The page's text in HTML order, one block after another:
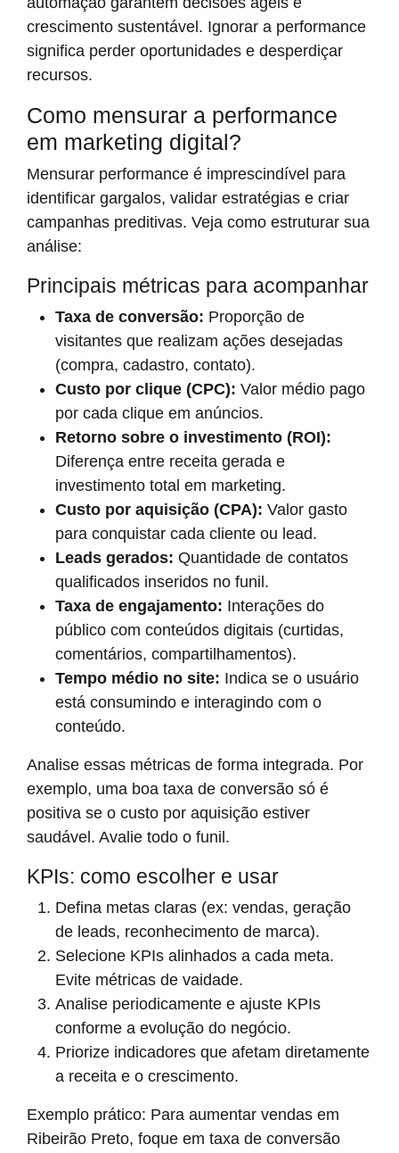
crescimento sustentável. Ignorar a performance
significa perder oportunidades e desperdiçar
recursos.
Como mensurar a performance
em marketing digital?
Mensurar performance é imprescindível para
identificar gargalos, validar estratégias e criar
campanhas preditivas. Veja como estruturar sua
análise:
Principais métricas para acompanhar
Taxa de conversão: Proporção de
visitantes que realizam ações desejadas
(compra, cadastro, contato).
Custo por clique (CPC): Valor médio pago
por cada clique em anúncios.
Retorno sobre o investimento (ROI):
Diferença entre receita gerada e
investimento total em marketing.
Custo por aquisição (CPA): Valor gasto
para conquistar cada cliente ou lead.
Leads gerados: Quantidade de contatos
qualificados inseridos no funil.
Taxa de engajamento: Interações do
público com conteúdos digitais (curtidas,
comentários, compartilhamentos).
Tempo médio no site: Indica se o usuário
está consumindo e interagindo com o
conteúdo.
Analise essas métricas de forma integrada. Por
exemplo, uma boa taxa de conversão só é
positiva se o custo por aquisição estiver
saudável. Avalie todo o funil.
KPIs: como escolher e usar
Defina metas claras (ex: vendas, geração
de leads, reconhecimento de marca).
Selecione KPIs alinhados a cada meta.
Evite métricas de vaidade.
Analise periodicamente e ajuste KPIs
conforme a evolução do negócio.
Priorize indicadores que afetam diretamente
a receita e o crescimento.
Exemplo prático: Para aumentar vendas em
Ribeirão Preto, foque em taxa de conversão